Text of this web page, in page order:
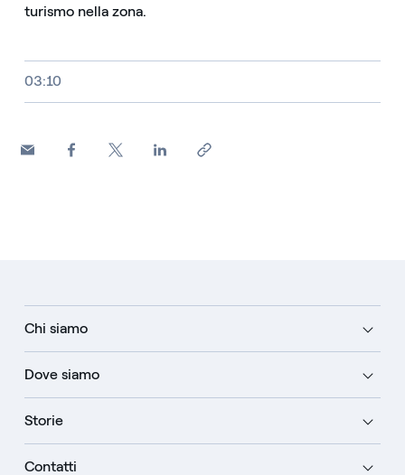
turismo nella zona.
Video size, duration and file type
03:10
Chi siamo
Dove siamo
Storie
Contatti